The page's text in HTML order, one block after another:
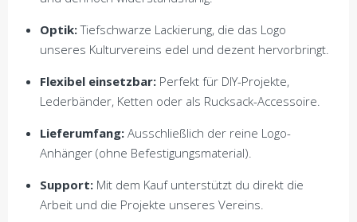
Optik:Tiefschwarze Lackierung, die das Logo
unseres Kulturvereins edel und dezent hervorbringt.
Flexibel einsetzbar: Perfekt für DIY-Projekte,
Lederbänder, Ketten oder als Rucksack-Accessoire.
Lieferumfang: Ausschließlich der reine Logo-
Anhänger (ohne Befestigungsmaterial).
Support: Mit dem Kauf unterstützt du direkt die
Arbeit und die Projekte unseres Vereins.